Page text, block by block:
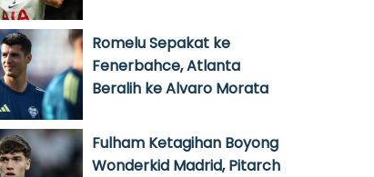
Romelu Sepakat ke
Fenerbahce, Atlanta
Beralih ke Alvaro Morata
Fulham Ketagihan Boyong
Wonderkid Madrid, Pitarch